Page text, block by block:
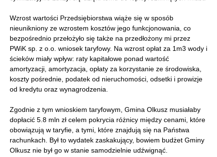
Wzrost wartości Przedsiębiorstwa wiąże się w sposób
nieunikniony ze wzrostem kosztów jego funkcjonowania, co
bezpośrednio przełożyło się także na przedłożony mi przez
PWiK sp. z o.o. wniosek taryfowy. Na wzrost opłat za 1m3 wody i
ścieków miały wpływ: raty kapitałowe ponad wartość
amortyzacji, amortyzacja, opłaty za korzystanie ze środowiska,
koszty pośrednie, podatek od nieruchomości, odsetki i prowizje
od kredytu oraz wynagrodzenia.
Zgodnie z tym wnioskiem taryfowym, Gmina Olkusz musiałaby
dopłacić 5.8 mln zł celem pokrycia różnicy między cenami, które
obowiązują w taryfie, a tymi, które znajdują się na Państwa
rachunkach. Był to wydatek zaskakujący, bowiem budżet Gminy
Olkusz nie był go w stanie samodzielnie udźwignąć.